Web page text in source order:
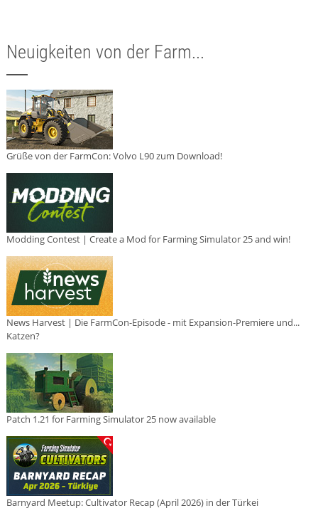
Neuigkeiten von der Farm...
Grüße von der FarmCon: Volvo L90 zum Download!
Modding Contest | Create a Mod for Farming Simulator 25 and win!
News Harvest | Die FarmCon-Episode - mit Expansion-Premiere und...
Katzen?
Patch 1.21 for Farming Simulator 25 now available
Barnyard Meetup: Cultivator Recap (April 2026) in der Türkei